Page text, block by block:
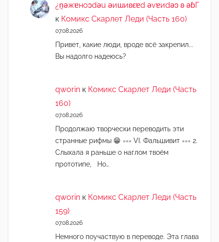
¿n̯ǝжɐноɔdǝu ǝиɯиʚεɐd ǝvɐиdǝɔ ʚ ǝɓГ
к Комикс Скарлет Леди (Часть 160)
07.08.2026
Привет, какие люди, вроде всё закрепил...
Вы надолго надеюсь?
qworin к Комикс Скарлет Леди (Часть
160)
07.08.2026
Продолжаю творчески переводить эти
странные рифмы 😁 === VI. Фальшивит === 2.
Слыхала я раньше о наглом твоём
прототипе, Но…
qworin к Комикс Скарлет Леди (Часть
159)
07.08.2026
Немного поучаствую в переводе. Эта глава